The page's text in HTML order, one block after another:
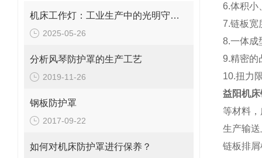
机床工作灯：工业生产中的光明守护者
2025-05-26
分析风琴防护罩的生产工艺
2019-11-26
钢板防护罩
2017-09-22
如何对机床防护罩进行保养？
6.体积小
7.链板宽
8.一体成
9.精密的
10.扭力
益阳机
等材料
生产输
链板排